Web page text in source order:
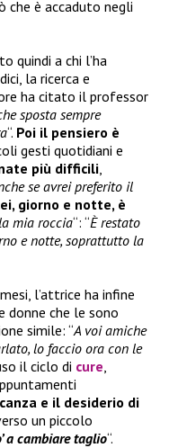
che è accaduto negli
quindi a chi l’ha
la ricerca e
ha citato il professor
sposta sempre
“. Poi il pensiero è
gesti quotidiani e
più difficili
se avrei preferito il
giorno e notte, è
mia roccia“: “È restato
e notte, soprattutto la
l’attrice ha infine
donne che le sono
simile: “A voi amiche
lo faccio ora con le
il ciclo di cure
e il desiderio di
un piccolo
a cambiare taglio“.